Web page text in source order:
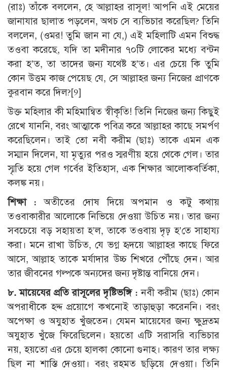
(রাঃ) তাঁকে বললেন, হে আল্লাহর রাসূল! আপনি এই মেয়ের
জানাযার ছালাত পড়লেন, অথচ সে ব্যভিচার করেছিল? তিনি
বললেন, (ওমর! তুমি জান না যে,) এই মহিলাটি এমন বিশুদ্ধ
তওবা করেছে, যদি তা মদীনার ৭০টি লোকের মধ্যে বন্টন
করা হ’ত, তা তাদের জন্য যথেষ্ট হ’ত। এর চেয়ে কি তুমি
কোন উত্তম কাজ পেয়েছ যে, সে আল্লাহর জন্য নিজের প্রাণকে
কুরবান করে দিল?[9]
উক্ত মহিলার কী মহিমান্বিত স্বীকৃতি! তিনি নিজের জন্য কিছুই
রেখে যাননি, বরং আত্মাকে পবিত্র করে আল্লাহর কাছে সমর্পণ
করেছিলেন। তাই তো নবী করীম (ছাঃ) তাকে এমন এক
সম্মান দিলেন, যা মৃত্যুর পরও স্মরণীয় হয়ে থেকে গেল। তার
স্মৃতি হয়ে গেল গর্বের ইতিহাস, এক শিক্ষার আলোকবর্তিকা,
কলঙ্ক নয়।
শিক্ষা : অতীতের দোষ দিয়ে অপমান ও কটু কথায়
তওবাকারীর আলোকে নিভিয়ে দেওয়া উচিত নয়। তার জন্য
সবচেয়ে বড় সহায়তা হ’ল, তাকে তওবায় দৃঢ় হ’তে সাহায্য
করা। মনে রাখা উচিত, যে ভগ্ন হৃদয়ে আল্লাহর কাছে ফিরে
আসে, আল্লাহ তাকে মর্যাদার উচ্চ শিখরে পৌঁছে দেন। আর
তার জীবনের গল্পকে অন্যদের জন্য দৃষ্টান্ত বানিয়ে দেন।
৮. মায়েযের প্রতি রাসূলের দৃষ্টিভঙ্গি : নবী করীম (ছাঃ) কোন
অপরাধীকে হদ্দ প্রয়োগে কখনোই তাড়াহুড়া করেননি। বরং
অপেক্ষা ও অযুহাত খুঁজতেন। যেমন মায়েযের জন্য ক্ষুদ্রতম
অযুহাত খুঁজে ফিরেছিলেন। হয়তো এটি সরাসরি ব্যভিচার
নয়, হয়তো এর চেয়ে হালকা কোনো গুনাহ। কারণ তার লক্ষ্য
ছিল না শাস্তি দেওয়া। বরং রহমত ছড়িয়ে দেওয়া। তিনি